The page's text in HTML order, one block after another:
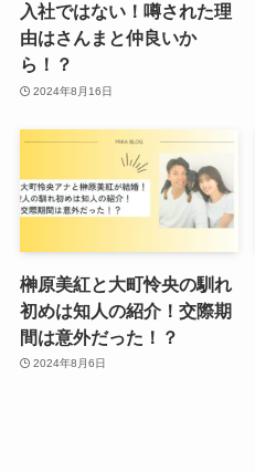
入社ではない！噂された理
由はさんまと仲良いか
ら！？
2024年8月16日
榊原美紅と大町怜央の馴れ
初めは知人の紹介！交際期
間は意外だった！？
2024年8月6日